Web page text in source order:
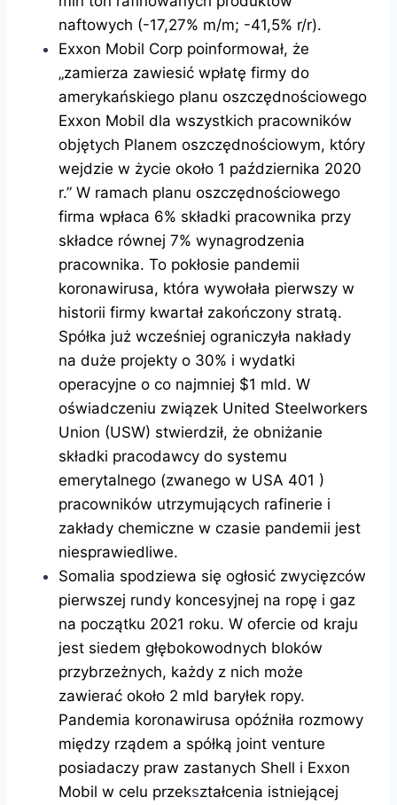
naftowych (-17,27% m/m; -41,5% r/r).
Exxon Mobil Corp poinformował, że
„zamierza zawiesić wpłatę firmy do
amerykańskiego planu oszczędnościowego
Exxon Mobil dla wszystkich pracowników
objętych Planem oszczędnościowym, który
wejdzie w życie około 1 października 2020
r.” W ramach planu oszczędnościowego
firma wpłaca 6% składki pracownika przy
składce równej 7% wynagrodzenia
pracownika. To pokłosie pandemii
koronawirusa, która wywołała pierwszy w
historii firmy kwartał zakończony stratą.
Spółka już wcześniej ograniczyła nakłady
na duże projekty o 30% i wydatki
operacyjne o co najmniej $1 mld. W
oświadczeniu związek United Steelworkers
Union (USW) stwierdził, że obniżanie
składki pracodawcy do systemu
emerytalnego (zwanego w USA 401 )
pracowników utrzymujących rafinerie i
zakłady chemiczne w czasie pandemii jest
niesprawiedliwe.
Somalia spodziewa się ogłosić zwycięzców
pierwszej rundy koncesyjnej na ropę i gaz
na początku 2021 roku. W ofercie od kraju
jest siedem głębokowodnych bloków
przybrzeżnych, każdy z nich może
zawierać około 2 mld baryłek ropy.
Pandemia koronawirusa opóźniła rozmowy
między rządem a spółką joint venture
posiadaczy praw zastanych Shell i Exxon
Mobil w celu przekształcenia istniejącej